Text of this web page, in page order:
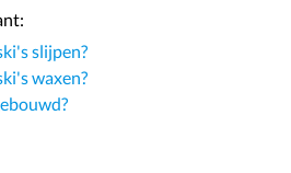
slijpen?
waxen?